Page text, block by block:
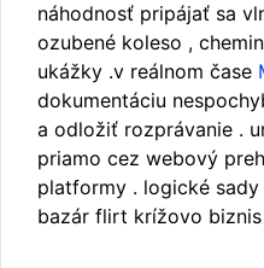
náhodnosť pripájať sa
ozubené koleso ,
ukážky .v reálnom čase
dokumentáciu
a odložiť rozprávanie .
priamo cez webový
platformy . logické
bazár flirt krížovo